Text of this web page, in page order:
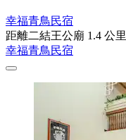
幸福青鳥民宿
距離二結王公廟 1.4 公里
幸福青鳥民宿